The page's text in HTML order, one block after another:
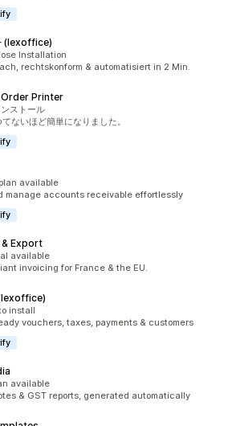
(lexoffice)
件
Installation
rechtskonform & automatisiert in 2 Min.
Printer
件
ストール
ないほど簡単になりました。
件 available
manage accounts receivable effortlessly
& Export
件available
invoicing for France & the EU.
件
install
vouchers, taxes, payments & customers
件available
& GST reports, generated automatically